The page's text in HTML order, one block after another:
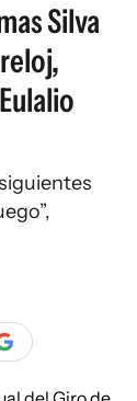
Silva